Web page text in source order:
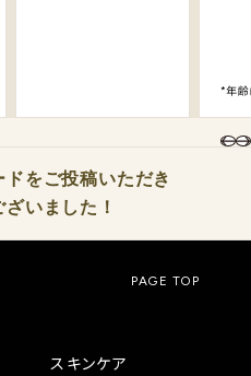
をご投稿いただき
いました！
PAGE TOP
スキンケア